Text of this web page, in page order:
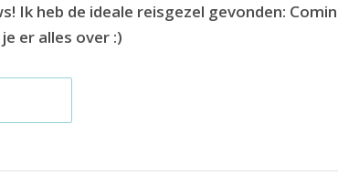
Ik heb de ideale reisgezel gevonden:
er alles over :)